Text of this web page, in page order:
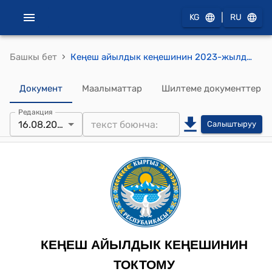
KG RU
Башкы бет › Кеңеш айылдык кеңешинин 2023-жылдын 16-августундагы 20-3 "Кеңеш айыл аймагына караштуу жайытка жана айыл чарбасына тиешелүү жер участокторун “Айыл чарба багытындагы жерлери” категориясынан “Өнөр жайдын, транспорттун, байланыштын, энергетиканын, коргонуунун жана башка багыттагы жерлер” категориясына которууга макулдук берүү жөнүндө" токтому
Документ Маалыматтар Шилтеме документтер
Редакция
16.08.2023 Салыштыруу